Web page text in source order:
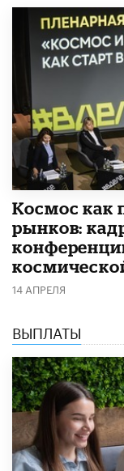
Космос как
рынков:
14 АПРЕЛЯ
ВЫПЛАТЫ